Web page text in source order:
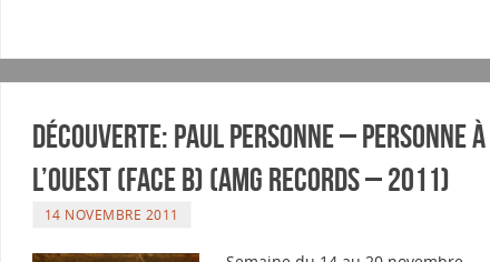
Découverte: Paul Personne – Personne à
l’ouest (Face B) (AMG Records – 2011)
14 NOVEMBRE 2011